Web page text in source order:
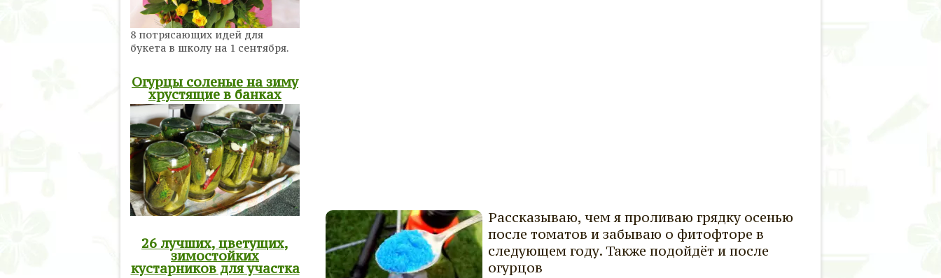
Рассказываю, чем я проливаю грядку осенью
после томатов и забываю о фитофторе в
следующем году. Также подойдёт и после
огурцов
8 потрясающих идей для
букета в школу на 1 сентября.
Огурцы соленые на зиму
хрустящие в банках
26 лучших, цветущих,
зимостойких
кустарников для участка